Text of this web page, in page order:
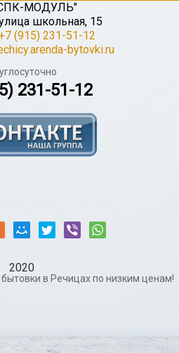
МОДУЛЬ"
школьная, 15
(915) 231-51-12
bytovki.ru
231-51-12
2020
в Речицах по низким ценам!